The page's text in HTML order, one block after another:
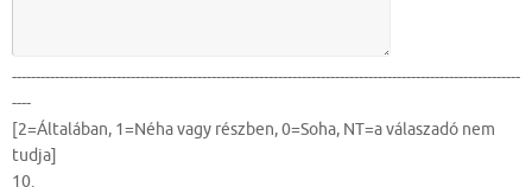
-----------------------------------------------------------------------------------------------------------
----
[2=Általában, 1=Néha vagy részben, 0=Soha, NT=a válaszadó nem
tudja]
10.